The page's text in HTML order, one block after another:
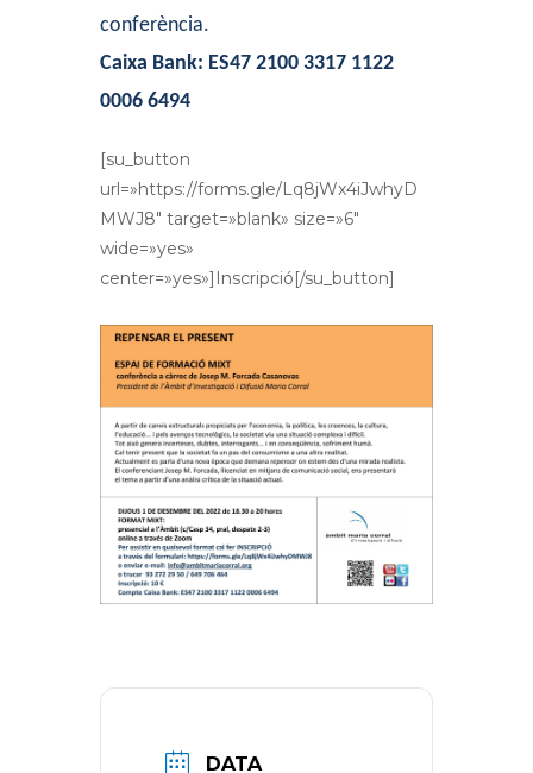
conferència.
Caixa Bank: ES47 2100 3317 1122
0006 6494
[su_button
url=»https://forms.gle/Lq8jWx4iJwhyD
MWJ8″ target=»blank» size=»6″
wide=»yes»
center=»yes»]Inscripció[/su_button]
DATA